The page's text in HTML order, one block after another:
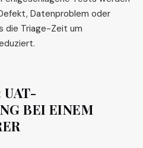
Datenproblem oder
die Triage-Zeit um
UAT-
BEI EINEM